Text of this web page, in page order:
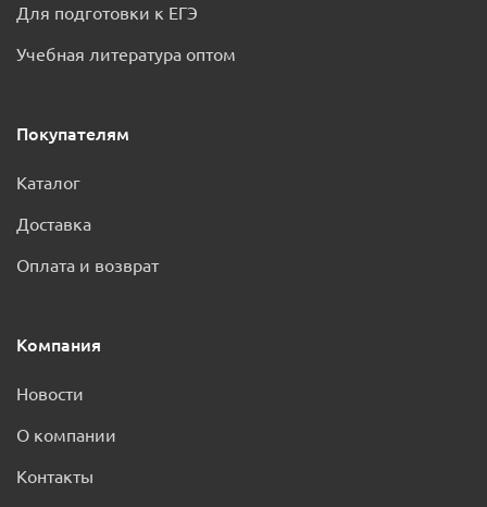
Для подготовки к ЕГЭ
Учебная литература оптом
Покупателям
Каталог
Доставка
Оплата и возврат
Компания
Новости
О компании
Контакты